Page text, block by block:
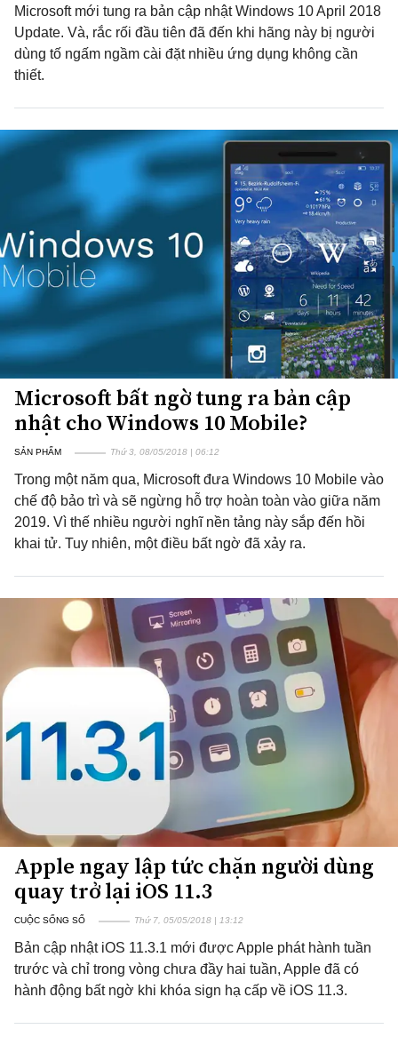
Microsoft mới tung ra bản cập nhật Windows 10 April 2018
Update. Và, rắc rối đầu tiên đã đến khi hãng này bị người
dùng tố ngấm ngầm cài đặt nhiều ứng dụng không cần
thiết.
Microsoft bất ngờ tung ra bản cập
nhật cho Windows 10 Mobile?
SẢN PHẨM Thứ 3, 08/05/2018 | 06:12
Trong một năm qua, Microsoft đưa Windows 10 Mobile vào
chế độ bảo trì và sẽ ngừng hỗ trợ hoàn toàn vào giữa năm
2019. Vì thế nhiều người nghĩ nền tảng này sắp đến hồi
khai tử. Tuy nhiên, một điều bất ngờ đã xảy ra.
Apple ngay lập tức chặn người dùng
quay trở lại iOS 11.3
CUỘC SỐNG SỐ Thứ 7, 05/05/2018 | 13:12
Bản cập nhật iOS 11.3.1 mới được Apple phát hành tuần
trước và chỉ trong vòng chưa đầy hai tuần, Apple đã có
hành động bất ngờ khi khóa sign hạ cấp về iOS 11.3.